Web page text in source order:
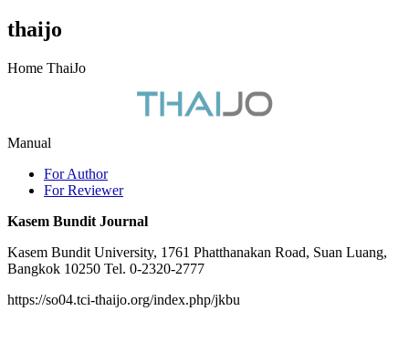
thaijo
Home ThaiJo
Manual
For Author
For Reviewer
Kasem Bundit Journal
Kasem Bundit University, 1761 Phatthanakan Road, Suan Luang,
Bangkok 10250 Tel. 0-2320-2777
https://so04.tci-thaijo.org/index.php/jkbu